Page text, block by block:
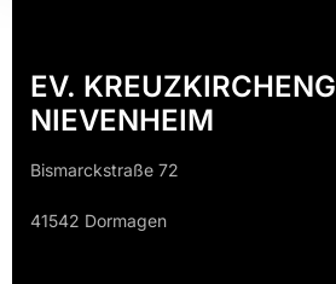
EV.
NIEVENHEIM
Bismarckstraße 72
41542 Dormagen